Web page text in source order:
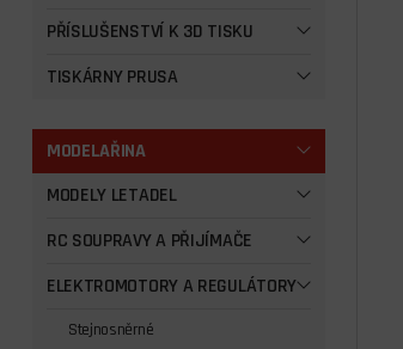
PŘÍSLUŠENSTVÍ K 3D TISKU
TISKÁRNY PRUSA
MODELAŘINA
MODELY LETADEL
RC SOUPRAVY A PŘIJÍMAČE
ELEKTROMOTORY A REGULÁTORY
Stejnosněrné